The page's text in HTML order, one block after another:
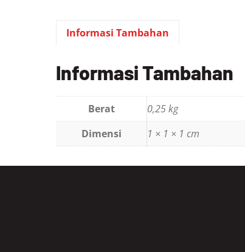
Informasi Tambahan
Informasi Tambahan
Berat
0,25 kg
Dimensi
1 × 1 × 1 cm